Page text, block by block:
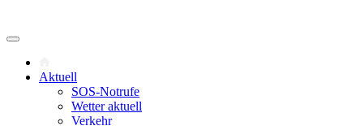
Aktuell
SOS-Notrufe
Wetter aktuell
Verkehr